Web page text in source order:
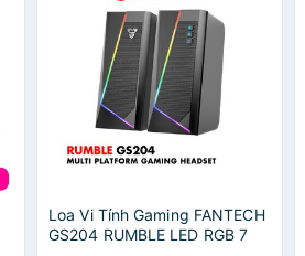
Loa Vi Tính Gaming FANTECH
GS204 RUMBLE LED RGB 7